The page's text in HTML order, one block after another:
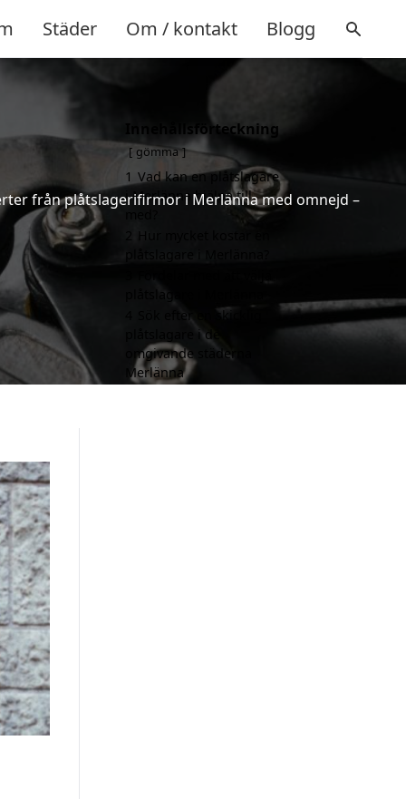
Städer Om / kontakt Blogg
från plåtslagerifirmor i Merlänna med omnejd –
Innehållsförteckning
gömma
1 Vad kan en plåtslagare
i Merlänna hjälpa till
Hur mycket kostar en
plåtslagare i Merlänna
Sök efter en skicklig
plåtslagare i de
omgivande städerna
Merlänna